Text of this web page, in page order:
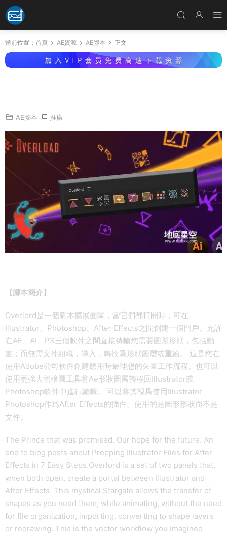
當前位置： 首頁 AE資源 AE腳本 正文
AE腳本 推廣
【腳本簡介】
Overlord是一個腳本擴展面闆，當它們都打開時，可在
Illustrator、Photoshop、After Effects之間創建一個門戶。允許
在AE、AI、PS三個軟件之間直接傳輸您需要圖形形狀，包括動
畫；而無需文件組織，導入，轉換爲形狀圖層或重繪。 這是您在
使用Adobe公司軟件創建應用時最理想的矢量工作流程。也可以
使用更強大的繪圖工具将Ae形狀圖層轉移回Illustrator或
Photoshop軟件中進行編輯。 可以将其視爲使用Illustrator、
Photoshop作爲After Effects的插件。使用的是圖形形狀而不是
文件。
The Prince that was promised. Our hope for the future. An
end to blog posts about Prepping Illustrator Files for After
Effects in 7 Easy Steps.Overlord is a set of two panels that,
when both open, create a portal between Illustrator and
After Effects. This mystical Stargate allows the transfer of
shapes as you need them, while animating, without the need
for file organization, importing, converting to shape layers
or redrawing. This is the vector workflow you imagined